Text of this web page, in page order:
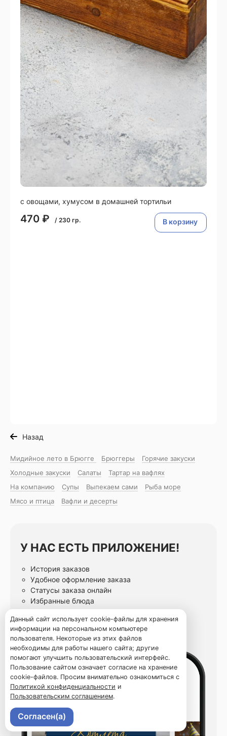
с овощами, хумусом в домашней тортильи
470 ₽ / 230 гр. В корзину
Назад
Мидийное лето в Брюгге Брюггеры
Горячие закуски
Холодные закуски
Салаты
Тартар на вафлях
На компанию
Супы Выпекаем сами
Рыба море
Мясо и птица
Вафли и десерты
У НАС ЕСТЬ ПРИЛОЖЕНИЕ!
История заказов
Удобное оформление заказа
Статусы заказа онлайн
Избранные блюда
Данный сайт использует cookie-файлы для хранения
информации на персональном компьютере
пользователя. Некоторые из этих файлов
необходимы для работы нашего сайта; другие
помогают улучшить пользовательский интерфейс.
Пользование сайтом означает согласие на хранение
cookie-файлов. Просим внимательно ознакомиться с
Политикой конфиденциальности и
Пользовательским соглашением.
Согласен(а)